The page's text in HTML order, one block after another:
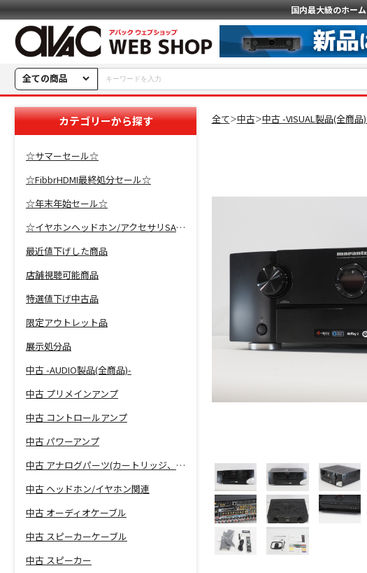
国内最大級のホー
全ての商品
カテゴリーから探す
☆サマーセール☆
☆FibbrHDMI最終処分セール☆
☆年末年始セール☆
☆イヤホンヘッドホン/アクセサリSALE☆
最近値下げした商品
店舗視聴可能商品
特選値下げ中古品
限定アウトレット品
展示処分品
中古 -AUDIO製品(全商品)-
中古 プリメインアンプ
中古 コントロールアンプ
中古 パワーアンプ
中古 アナログパーツ(カートリッジ、シェル等)
中古 ヘッドホン/イヤホン関連
中古 オーディオケーブル
中古 スピーカーケーブル
中古 スピーカー
全て＞中古＞中古 -VISUAL製品(全商品